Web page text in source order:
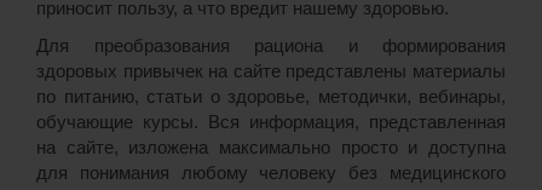
приносит пользу, а что вредит нашему здоровью.
Для преобразования рациона и формирования
здоровых привычек на сайте представлены материалы
по питанию, статьи о здоровье, методички, вебинары,
обучающие курсы. Вся информация, представленная
на сайте, изложена максимально просто и доступна
для понимания любому человеку без медицинского